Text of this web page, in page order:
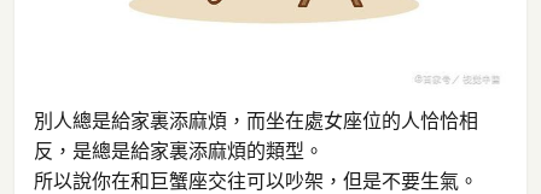
別人總是給家裏添麻煩，而坐在處女座位的人恰恰相
反，是總是給家裏添麻煩的類型。
所以說你在和巨蟹座交往可以吵架，但是不要生氣。